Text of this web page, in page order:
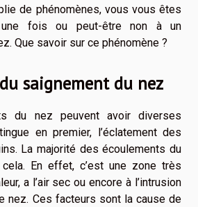
de phénomènes, vous vous êtes
une fois ou peut-être non à un
Que savoir sur ce phénomène ?
saignement du nez
du nez peuvent avoir diverses
en premier, l’éclatement des
La majorité des écoulements du
En effet, c’est une zone très
a l’air sec ou encore à l’intrusion
nez. Ces facteurs sont la cause de